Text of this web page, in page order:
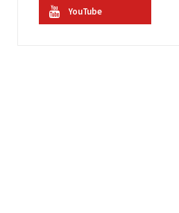
YouTube